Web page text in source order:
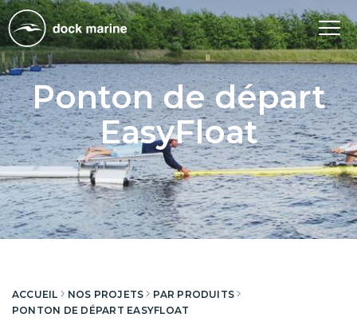
Ponton de départ
EasyFloat
ACCUEIL NOS PROJETS
PAR PRODUITS
PONTON DE DÉPART EASYFLOAT